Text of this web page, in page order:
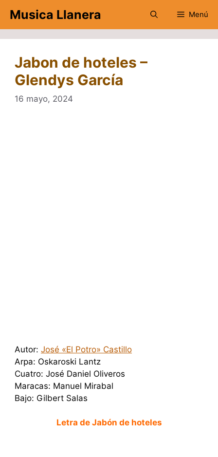
contenido
Musica Llanera Menú
Jabon de hoteles –
Glendys García
16 mayo, 2024
Autor: José «El Potro» Castillo
Arpa: Oskaroski Lantz
Cuatro: José Daniel Oliveros
Maracas: Manuel Mirabal
Bajo: Gilbert Salas
Letra de Jabón de hoteles